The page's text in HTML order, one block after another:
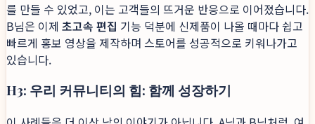
를 만들 수 있었고, 이는 고객들의 뜨거운 반응으로 이어졌습니다.
B님은 이제 초고속 편집 기능 덕분에 신제품이 나올 때마다 쉽고
빠르게 홍보 영상을 제작하며 스토어를 성공적으로 키워나가고
있습니다.
H3: 우리 커뮤니티의 힘: 함께 성장하기